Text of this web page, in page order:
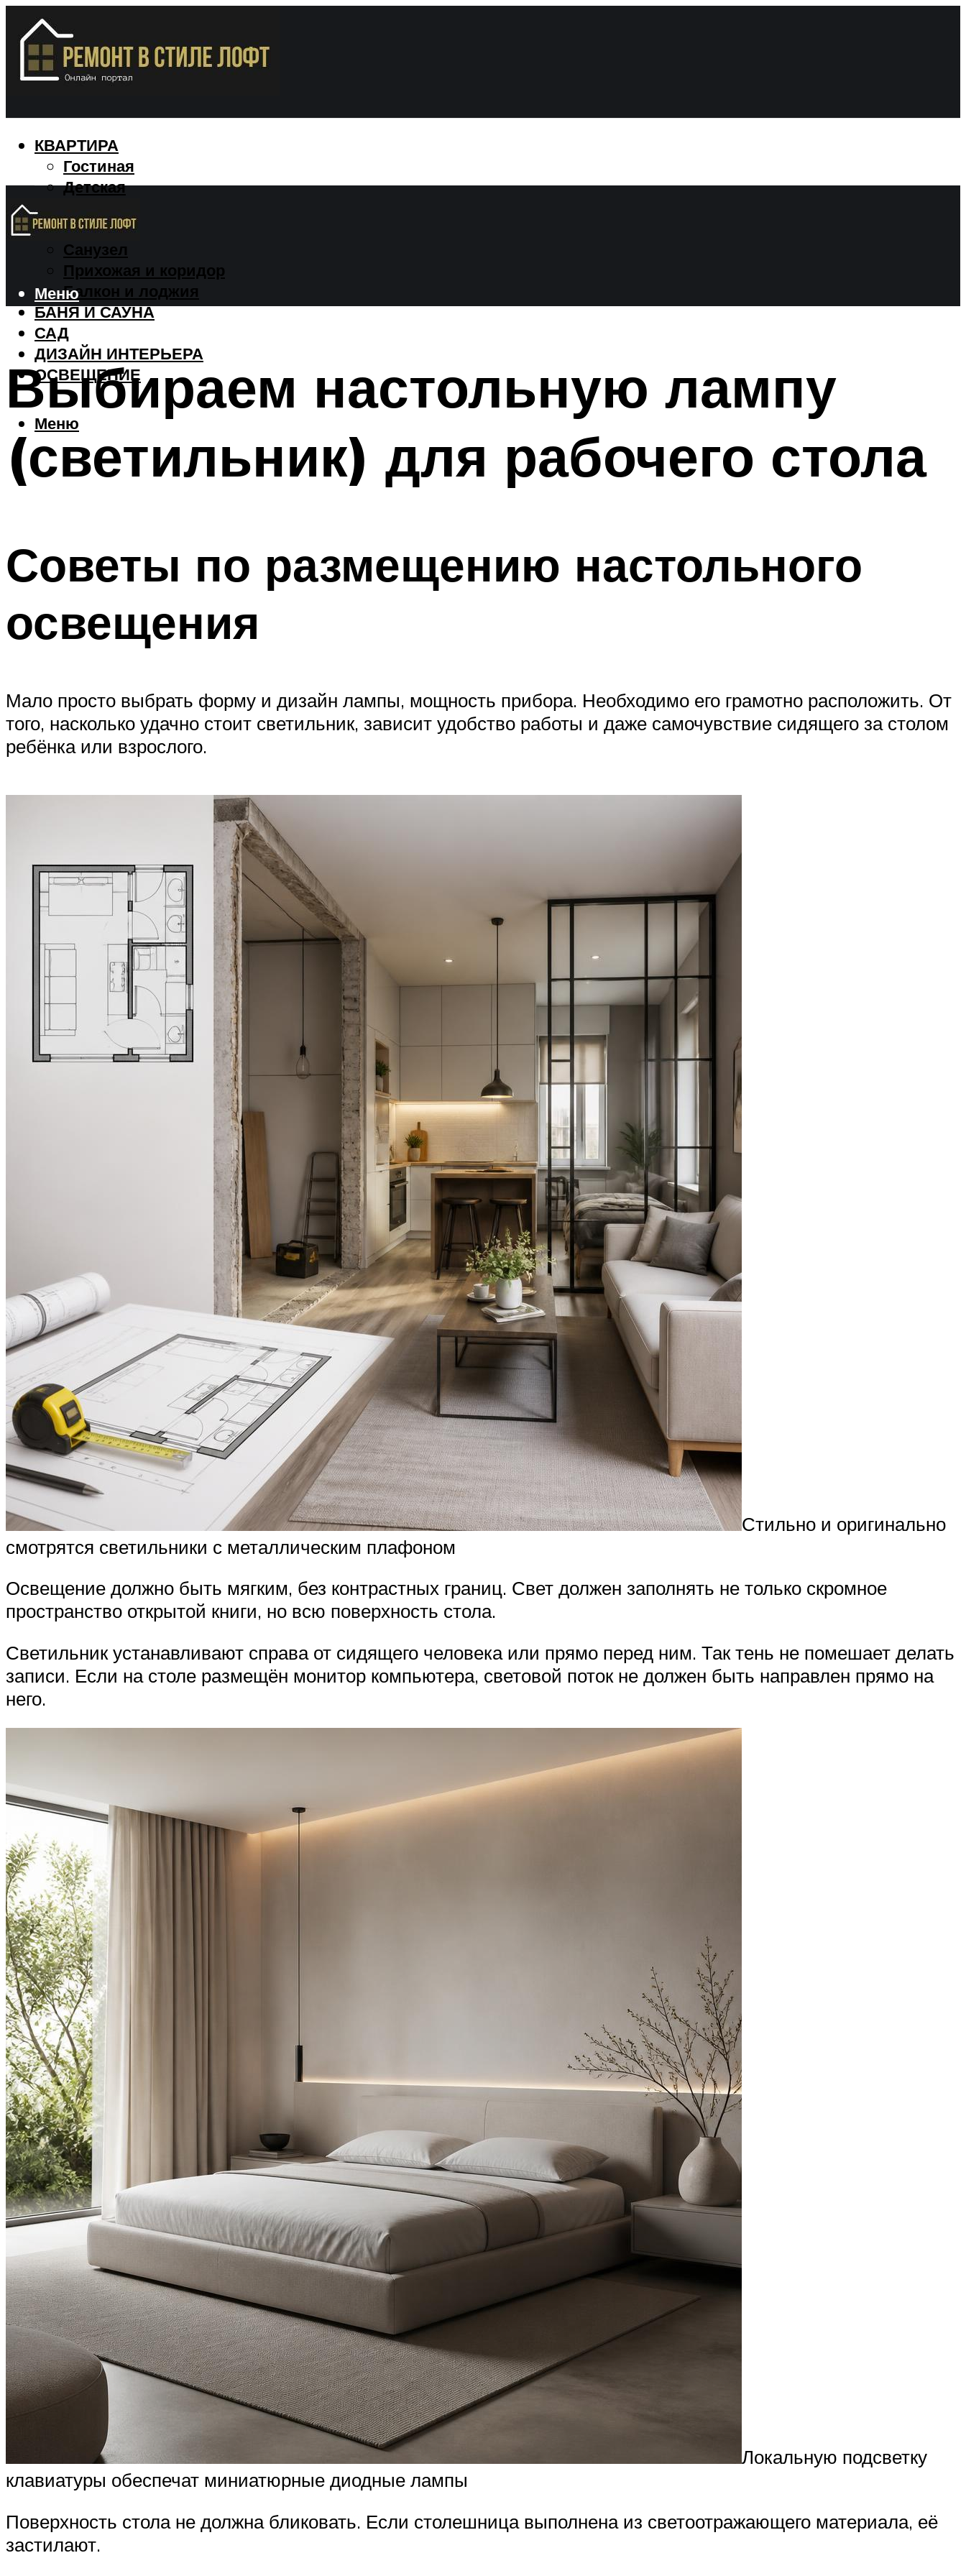
КВАРТИРА
Гостиная
Детская
Спальня
Санузел
Прихожая и коридор
Балкон и лоджия
БАНЯ И САУНА
САД
ДИЗАЙН ИНТЕРЬЕРА
ОСВЕЩЕНИЕ
Меню
Меню
Выбираем настольную лампу
(светильник) для рабочего стола
Советы по размещению настольного
освещения
Мало просто выбрать форму и дизайн лампы, мощность прибора. Необходимо его грамотно расположить. От
того, насколько удачно стоит светильник, зависит удобство работы и даже самочувствие сидящего за столом
ребёнка или взрослого.
Стильно и оригинально
смотрятся светильники с металлическим плафоном
Освещение должно быть мягким, без контрастных границ. Свет должен заполнять не только скромное
пространство открытой книги, но всю поверхность стола.
Светильник устанавливают справа от сидящего человека или прямо перед ним. Так тень не помешает делать
записи. Если на столе размещён монитор компьютера, световой поток не должен быть направлен прямо на
него.
Локальную подсветку
клавиатуры обеспечат миниатюрные диодные лампы
Поверхность стола не должна бликовать. Если столешница выполнена из светоотражающего материала, её
застилают.